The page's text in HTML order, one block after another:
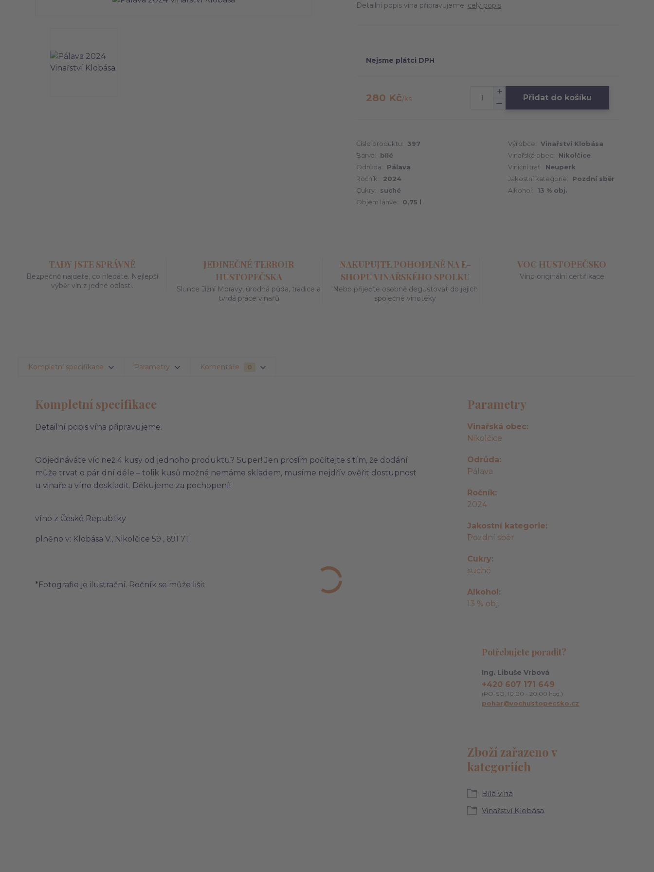
Detailní popis vína připravujeme. celý popis
Nejsme plátci DPH
280 Kč/ks Přidat do košíku
Číslo produktu: 397 Výrobce: Vinařství Klobása
Barva:
bílé Vinařská obec:
Nikolčice
Odrůda:
Pálava Viniční trať:
Neuperk
Ročník:
2024 Jakostní kategorie:
Pozdní sběr
Cukry:
suché Alkohol:
13 % obj.
Objem láhve:
0,75 l
TADY JSTE SPRÁVNĚ
Bezpečně najdete, co hledáte. Nejlepší
výběr vín z jedné oblasti.
JEDINEČNÉ TERROIR
HUSTOPEČSKA
Slunce Jižní Moravy, úrodná půda, tradice a
tvrdá práce vinařů
NAKUPUJTE POHODLNĚ NA E-
SHOPU VINAŘSKÉHO SPOLKU
Nebo přijeďte osobně degustovat do jejich
společné vinotéky
VOC HUSTOPEČSKO
Víno originální certifikace
Kompletní specifikace Parametry Komentáře 0
Kompletní specifikace
Detailní popis vína připravujeme.
Objednáváte víc než 4 kusy od jednoho produktu? Super! Jen prosím počítejte s tím, že dodání
může trvat o pár dní déle – tolik kusů možná nemáme skladem, musíme nejdřív ověřit dostupnost
u vinaře a víno doskladit. Děkujeme za pochopení!
víno z České Republiky
plněno v: Klobása V., Nikolčice 59 , 691 71
*Fotografie je ilustrační. Ročník se může lišit.
Parametry
Vinařská obec
Nikolčice
Odrůda
Pálava
Ročník
2024
Jakostní kategorie
Pozdní sběr
Cukry
suché
Alkohol
13 % obj.
Zboží zařazeno v
kategoriích
Bílá vína
Vinařství Klobása
Potřebujete poradit?
Ing. Libuše Vrbová
+420 607 171 649
(PO-SO, 10:00 - 20:00 hod.)
pohar@vochustopecsko.cz